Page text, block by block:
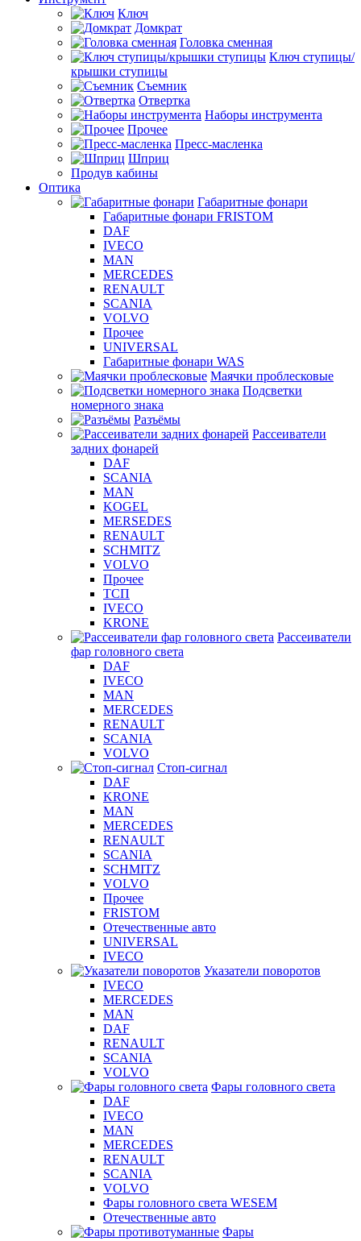
Ключ
Домкрат
Головка сменная
Ключ ступицы/
крышки ступицы
Съемник
Отвертка
Наборы инструмента
Прочее
Пресс-масленка
Шприц
Продув кабины
Оптика
Габаритные фонари
Габаритные фонари FRISTOM
DAF
IVECO
MAN
MERCEDES
RENAULT
SCANIA
VOLVO
Прочее
UNIVERSAL
Габаритные фонари WAS
Маячки проблесковые
Подсветки
номерного знака
Разъёмы
Рассеиватели
задних фонарей
DAF
SCANIA
MAN
KOGEL
MERSEDES
RENAULT
SCHMITZ
VOLVO
Прочее
ТСП
IVECO
KRONE
Рассеиватели
фар головного света
DAF
IVECO
MAN
MERCEDES
RENAULT
SCANIA
VOLVO
Стоп-сигнал
DAF
KRONE
MAN
MERCEDES
RENAULT
SCANIA
SCHMITZ
VOLVO
Прочее
FRISTOM
Отечественные авто
UNIVERSAL
IVECO
Указатели поворотов
IVECO
MERCEDES
MAN
DAF
RENAULT
SCANIA
VOLVO
Фары головного света
DAF
IVECO
MAN
MERCEDES
RENAULT
SCANIA
VOLVO
Фары головного света WESEM
Отечественные авто
Фары